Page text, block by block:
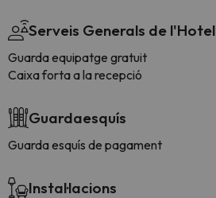
Serveis Generals de l'Hotel
Guarda equipatge gratuit
Caixa forta a la recepció
Guardaesquís
Guarda esquís de pagament
Instal·lacions